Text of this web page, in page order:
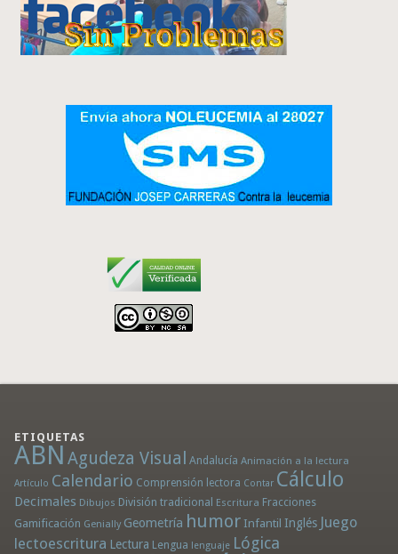
ETIQUETAS
ABN Agudeza Visual Andalucía Animación a la lectura
Artículo Calendario Comprensión lectora Contar Cálculo
Decimales Dibujos División tradicional Escritura Fracciones
Gamificación Genially Geometría humor Infantil Inglés Juego
lectoescritura Lectura Lengua lenguaje Lógica